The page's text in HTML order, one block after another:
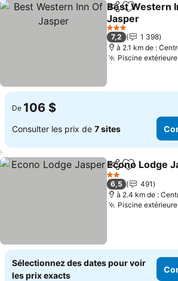
PartagerAjouter à
Best Western
Jasper
Consulter les
3 Étoiles
7,2
1 398
à 2.1 km de :
Piscine extérieure
De 106 $
Consulter les prix de 7 sites
PartagerAjouter à
Econo Lodge
2 Étoiles
6,5
491
à 2.4 km de :
Piscine
Sélectionnez des dates pour voir
les prix exacts